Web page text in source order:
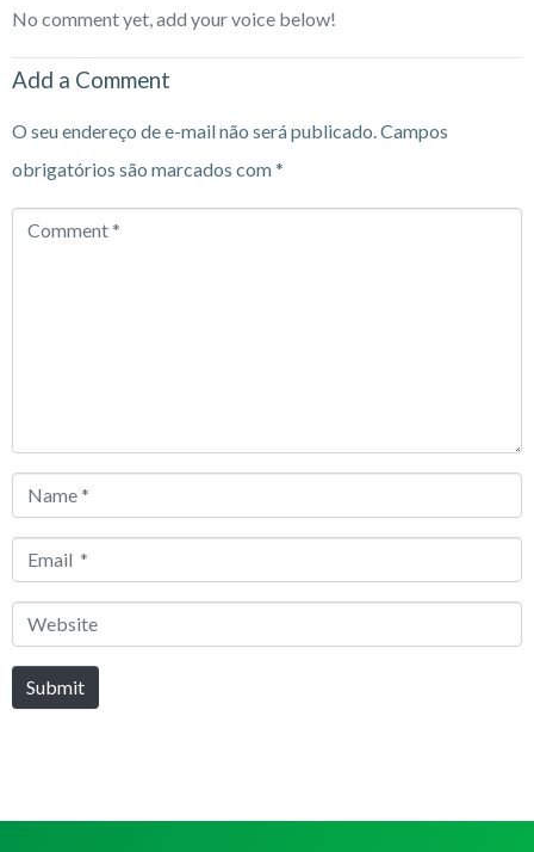
No comment yet, add your voice below!
Add a Comment
O seu endereço de e-mail não será publicado. Campos
obrigatórios são marcados com*
Comment
Name
Email
Website
Submit